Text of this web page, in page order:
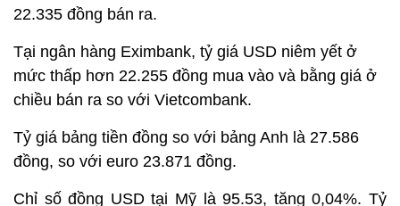
22.335 đồng bán ra.
Tại ngân hàng Eximbank, tỷ giá USD niêm yết ở
mức thấp hơn 22.255 đồng mua vào và bằng giá ở
chiều bán ra so với Vietcombank.
Tỷ giá bảng tiền đồng so với bảng Anh là 27.586
đồng, so với euro 23.871 đồng.
Chỉ số đồng USD tại Mỹ là 95.53, tăng 0,04%. Tỷ